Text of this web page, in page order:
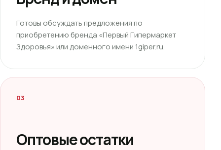
Готовы обсуждать предложения по
приобретению бренда «Первый Гипермаркет
Здоровья» или доменного имени 1giper.ru.
03
Оптовые остатки